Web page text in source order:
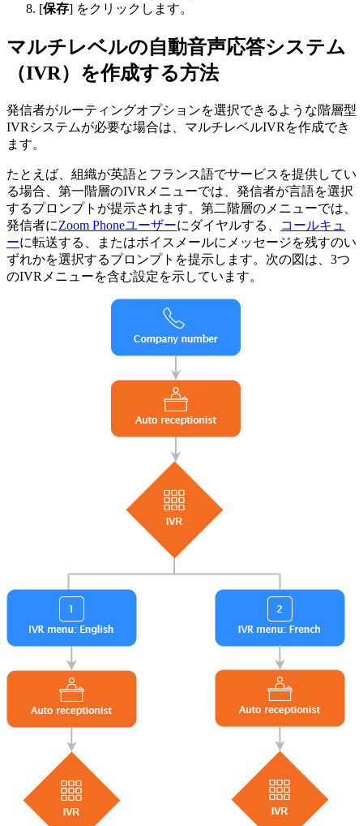
[保存] をクリックします。
マルチレベルの自動音声応答システム
（IVR）を作成する方法
発信者がルーティングオプションを選択できるような階層型
IVRシステムが必要な場合は、マルチレベルIVRを作成でき
ます。
たとえば、組織が英語とフランス語でサービスを提供してい
る場合、第一階層のIVRメニューでは、発信者が言語を選択
するプロンプトが提示されます。第二階層のメニューでは、
発信者にZoom Phoneユーザーにダイヤルする、
コールキュ
ーに転送する、またはボイスメールにメッセージを残すのい
ずれかを選択するプロンプトを提示します。次の図は、3つ
のIVRメニューを含む設定を示しています。